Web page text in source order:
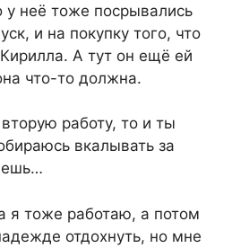
у неё тоже посрывались
и на покупку того, что
А тут он ещё ей
что-то должна.
работу, то и ты
вкалывать за
я тоже работаю, а потом
отдохнуть, но мне